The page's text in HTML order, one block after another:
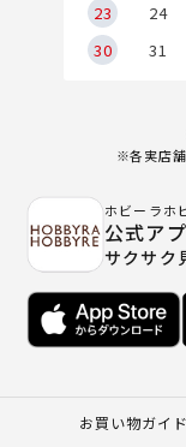
23
24
30
31
※各実店
ホビーラホ
公式ア
サクサク
お買い物ガイド